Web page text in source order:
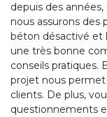
depuis des
nous assurons des
béton désactivé et
une très bonne
conseils pratiques.
projet nous
clients. De plus,
questionnements